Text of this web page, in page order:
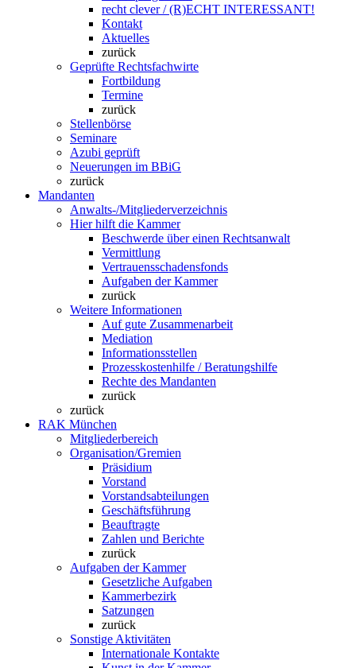
recht clever / (R)ECHT INTERESSANT!
Kontakt
Aktuelles
zurück
Geprüfte Rechtsfachwirte
Fortbildung
Termine
zurück
Stellenbörse
Seminare
Azubi geprüft
Neuerungen im BBiG
zurück
Mandanten
Anwalts-/Mitgliederverzeichnis
Hier hilft die Kammer
Beschwerde über einen Rechtsanwalt
Vermittlung
Vertrauensschadensfonds
Aufgaben der Kammer
zurück
Weitere Informationen
Auf gute Zusammenarbeit
Mediation
Informationsstellen
Prozesskostenhilfe / Beratungshilfe
Rechte des Mandanten
zurück
zurück
RAK München
Mitgliederbereich
Organisation/Gremien
Präsidium
Vorstand
Vorstandsabteilungen
Geschäftsführung
Beauftragte
Zahlen und Berichte
zurück
Aufgaben der Kammer
Gesetzliche Aufgaben
Kammerbezirk
Satzungen
zurück
Sonstige Aktivitäten
Internationale Kontakte